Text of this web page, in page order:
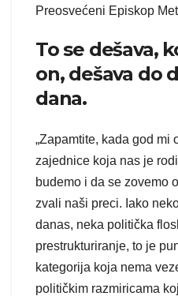
Preosvećeni Episkop
To se dešava,
on, dešava do
dana.
„Zapamtite, kada god mi
zajednice koja nas je
budemo i da se zovemo
zvali naši preci. Iako
danas, neka politička
prestrukturiranje, to je
kategorija koja nema
političkim razmiricama